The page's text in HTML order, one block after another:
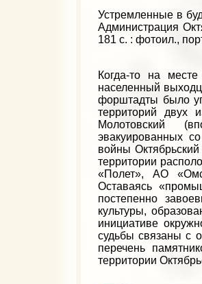
Устремленные в
Администрация
181 с. : фотоил.,
Когда-то на
населенный
форштадты было
территорий двух
Молотовский
эвакуированных
войны
территории
«Полет», АО
Оставаясь
постепенно
культуры,
инициативе
судьбы связаны с
перечень
территории